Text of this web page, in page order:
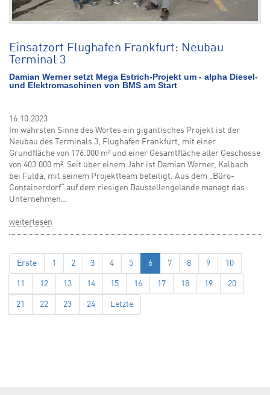
Einsatzort Flughafen Frankfurt: Neubau
Terminal 3
Damian Werner setzt Mega Estrich-Projekt um - alpha Diesel-
und Elektromaschinen von BMS am Start
16.10.2023
Im wahrsten Sinne des Wortes ein gigantisches Projekt ist der
Neubau des Terminals 3, Flughafen Frankfurt, mit einer
Grundfläche von 176.000 m² und einer Gesamtfläche aller Geschosse
von 403.000 m². Seit über einem Jahr ist Damian Werner, Kalbach
bei Fulda, mit seinem Projektteam beteiligt. Aus dem „Büro-
Containerdorf“ auf dem riesigen Baustellengelände managt das
Unternehmen…
weiterlesen
Erste 1 2 3 4 5 6 7 8 9 10
11 12 13 14 15 16 17 18 19 20
21 22 23 24 Letzte